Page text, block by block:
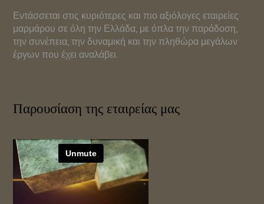
Εντάσσεται στις κυριότερες και πιο αξιόλογες εταιρείες
μαρμάρου σε όλη την Ελλάδα, με όπλα την παράδοση,
την συνέπεια, την δυναμική και την πληθώρα μεγάλων
έργων που έχει αναλάβει.
Παρουσίαση της εταιρείας μας